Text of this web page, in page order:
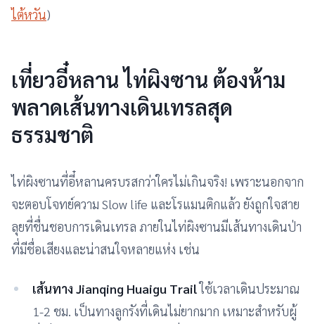
ไต้หวัน)
เที่ยวอี๋หลาน ไท่ผิงซาน ต้องห้าม
พลาดเส้นทางเดินเทรลสุด
ธรรมชาติ
ไท่ผิงซานที่อี๋หลานครบรสกว่าใครไม่เกินจริง! เพราะนอกจาก
จะตอบโจทย์ความ Slow life และโรแมนติกแล้ว ยังถูกใจสาย
ลุยที่ชื่นชอบการเดินเทรล ภายในไท่ผิงซานมีเส้นทางเดินป่า
ที่มีชื่อเสียงและน่าสนใจหลายแห่ง เช่น
เส้นทาง Jianqing Huaigu Trailใช้เวลาเดินประมาณ
1-2 ชม. เป็นทางลูกรังที่เดินไม่ยากมาก เหมาะสำหรับผู้